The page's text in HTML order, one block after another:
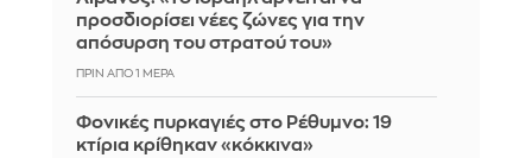
προσδιορίσει νέες ζώνες για την
απόσυρση του στρατού του»
ΠΡΙΝ ΑΠΌ 1 ΜΈΡΑ
Φονικές πυρκαγιές στο Ρέθυμνο: 19
κτίρια κρίθηκαν «κόκκινα»